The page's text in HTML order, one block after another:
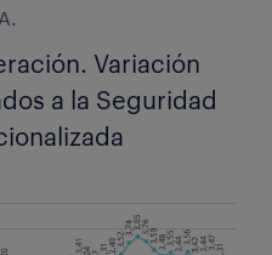
Variación
a la Seguridad